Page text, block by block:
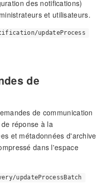
des notifications)
et utilisateurs.
updateProcess
de
de communication
réponse à la
et métadonnées d'archive
dans l'espace
updateProcessBatch